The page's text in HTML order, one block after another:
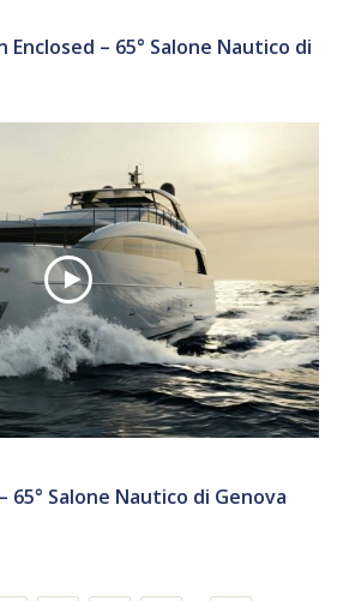
Enclosed – 65° Salone Nautico di
65° Salone Nautico di Genova